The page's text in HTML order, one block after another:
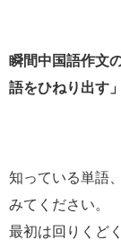
瞬間中国語作文
語をひねり出す
知っている単語
みてください。
最初は回りくど